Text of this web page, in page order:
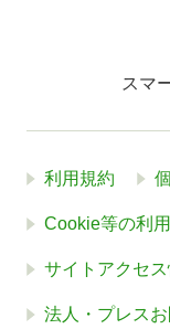
スマ
利用規約
Cookie等の利
サイトアクセ
法人・プレス